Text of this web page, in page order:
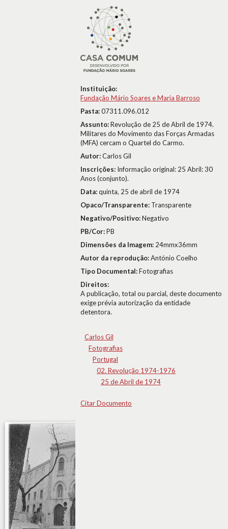
Instituição:
Fundação Mário Soares e Maria Barroso
Pasta:07311.096.012
Assunto:Revolução de 25 de Abril de 1974.
Militares do Movimento das Forças Armadas
(MFA) cercam o Quartel do Carmo.
Autor:Carlos Gil
Inscrições: Informação original: 25 Abril: 30
Anos (conjunto).
Data:quinta, 25 de abril de 1974
Opaco/Transparente: Transparente
Negativo/Positivo:Negativo
PB/Cor:PB
Dimensões da Imagem: 24mmx36mm
Autor da reprodução:António Coelho
Tipo Documental:Fotografias
Direitos:
A publicação, total ou parcial, deste documento
exige prévia autorização da entidade
detentora.
Carlos Gil
Fotografias
Portugal
02. Revolução 1974-1976
25 de Abril de 1974
Citar Documento